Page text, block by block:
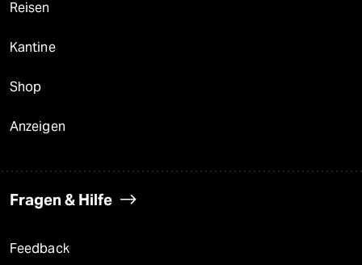
Reisen
Kantine
Shop
Anzeigen
Fragen & Hilfe
Feedback